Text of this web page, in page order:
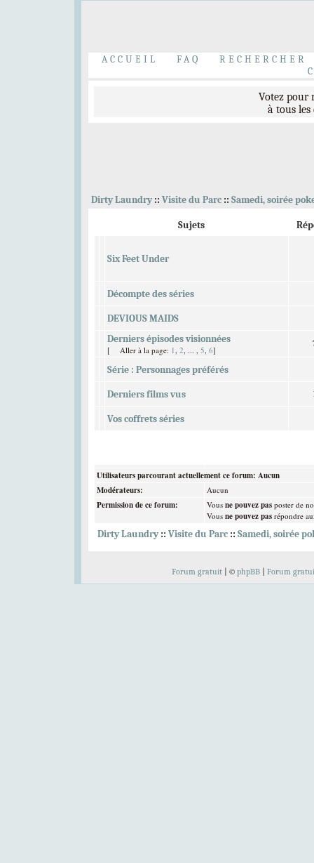
ACCUEIL FAQ
RECHERCHER
Votez pour
à tous
Votez pour
Dirty Laundry:: Visite du Parc :: Samedi, soirée
Sujets
Six Feet Under
Décompte des séries
DEVIOUS MAIDS
Derniers épisodes visionnées
[ Aller à la page: 1, 2, ... , 5, 6]
Série : Personnages préférés
Derniers films vus
Vos coffrets séries
Utilisateurs parcourant actuellement ce forum: Aucun
Modérateurs:
Aucun
Permission de ce forum: Vous ne pouvez pas poster de
Vous ne pouvez pas répondre
Dirty Laundry:: Visite du Parc :: Samedi, soirée
Forum gratuit| © phpBB| Forum